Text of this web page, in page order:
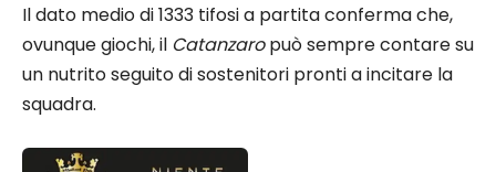
Il dato medio di 1333 tifosi a partita conferma che,
ovunque giochi, il Catanzaropuò sempre contare su
un nutrito seguito di sostenitori pronti a incitare la
squadra.